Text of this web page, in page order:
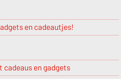
en cadeautjes!
en gadgets